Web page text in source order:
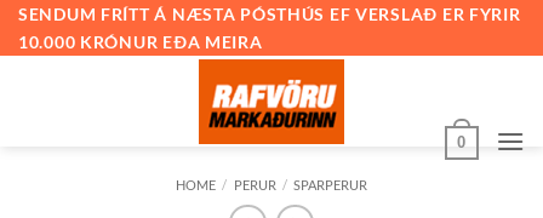
SkipSENDUM FRÍTT Á NÆSTA PÓSTHÚS EF VERSLAÐ ER FYRIR
10.000 KRÓNUR EÐA MEIRA
0
HOME / PERUR / SPARPERUR